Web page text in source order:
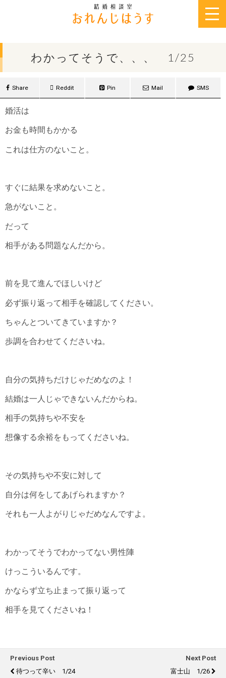
わかってそうで、、、 1/25
Share Reddit Pin Mail SMS
婚活は
お金も時間もかかる
これは仕方のないこと。
すぐに結果を求めないこと。
急がないこと。
だって
相手がある問題なんだから。
前を見て進んでほしいけど
必ず振り返って相手を確認してください。
ちゃんとついてきていますか？
歩調を合わせてくださいね。
自分の気持ちだけじゃだめなのよ！
結婚は一人じゃできないんだからね。
相手の気持ちや不安を
想像する余裕をもってくださいね。
その気持ちや不安に対して
自分は何をしてあげられますか？
それも一人よがりじゃだめなんですよ。
わかってそうでわかってない男性陣
けっこういるんです。
かならず立ち止まって振り返って
相手を見てくださいね！
Previous Post
待つって辛い 1/24
Next Post
富士山 1/26